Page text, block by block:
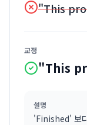
"This
교정
"This
설명
'Finished' 보